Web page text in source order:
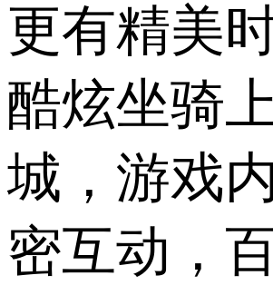
更有精美时
酷炫坐骑
城，游戏
密互动，